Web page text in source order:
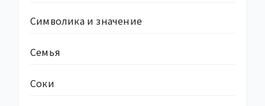
Символика и значение
Семья
Соки